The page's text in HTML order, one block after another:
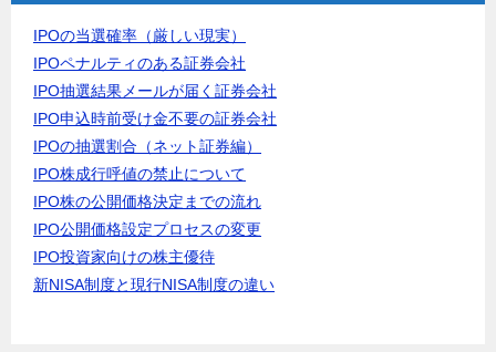
IPOの当選確率（厳しい現実）
IPOペナルティのある証券会社
IPO抽選結果メールが届く証券会社
IPO申込時前受け金不要の証券会社
IPOの抽選割合（ネット証券編）
IPO株成行呼値の禁止について
IPO株の公開価格決定までの流れ
IPO公開価格設定プロセスの変更
IPO投資家向けの株主優待
新NISA制度と現行NISA制度の違い